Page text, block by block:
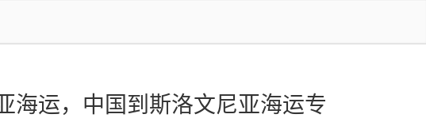
海运，中国到斯洛文尼亚海运专